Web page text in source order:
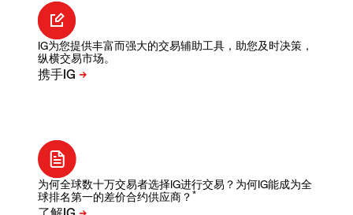
IG为您提供丰富而强大的交易辅助工具，助您及时决策，
纵横交易市场。
为何全球数十万交易者选择IG进行交易？为何IG能成为全
球排名第一的差价合约供应商？ *